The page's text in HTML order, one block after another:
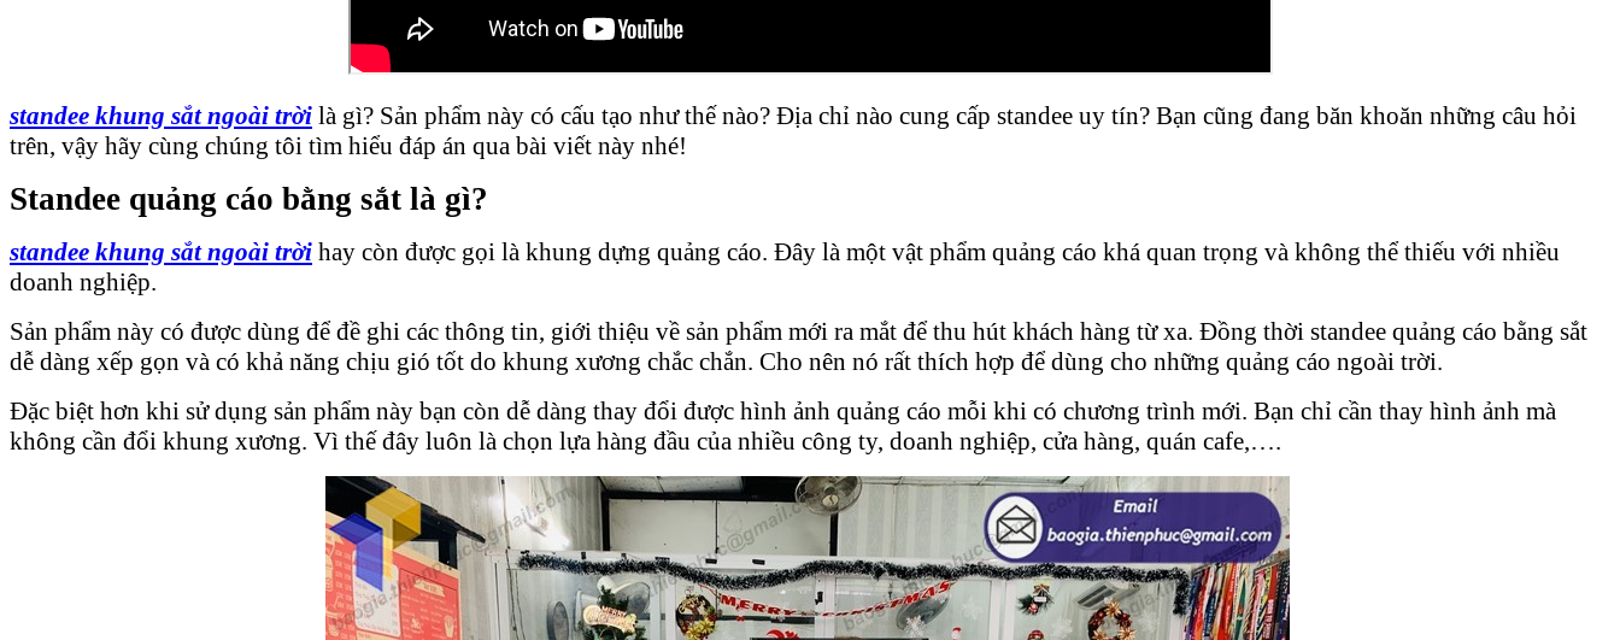
standee khung sắt ngoài trời là gì? Sản phẩm này có cấu tạo như thế nào? Địa chỉ nào cung cấp standee uy tín? Bạn cũng đang băn khoăn những câu hỏi
trên, vậy hãy cùng chúng tôi tìm hiểu đáp án qua bài viết này nhé!
Standee quảng cáo bằng sắt là gì?
standee khung sắt ngoài trời hay còn được gọi là khung dựng quảng cáo. Đây là một vật phẩm quảng cáo khá quan trọng và không thể thiếu với nhiều
doanh nghiệp.
Sản phẩm này có được dùng để đề ghi các thông tin, giới thiệu về sản phẩm mới ra mắt để thu hút khách hàng từ xa. Đồng thời standee quảng cáo bằng sắt
dễ dàng xếp gọn và có khả năng chịu gió tốt do khung xương chắc chắn. Cho nên nó rất thích hợp để dùng cho những quảng cáo ngoài trời.
Đặc biệt hơn khi sử dụng sản phẩm này bạn còn dễ dàng thay đổi được hình ảnh quảng cáo mỗi khi có chương trình mới. Bạn chỉ cần thay hình ảnh mà
không cần đổi khung xương. Vì thế đây luôn là chọn lựa hàng đầu của nhiều công ty, doanh nghiệp, cửa hàng, quán cafe,….